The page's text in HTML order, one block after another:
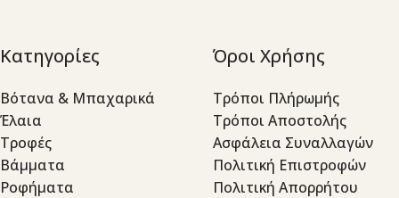
Κατηγορίες
Βότανα & Μπαχαρικά
Έλαια
Τροφές
Βάμματα
Ροφήματα
Όροι Χρήσης
Τρόποι Πλήρωμής
Τρόποι Αποστολής
Ασφάλεια Συναλλαγών
Πολιτική Επιστροφών
Πολιτική Απορρήτου